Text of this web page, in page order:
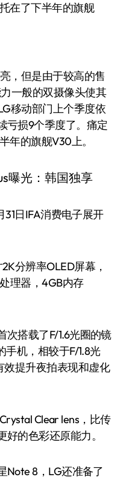
在了下半年的旗舰
，但是由于较高的售
一般的双摄像头使其
移动部门上个季度依
亏损9个季度了。痛定
年的旗舰V30上。
日IFA消费电子展开
分辨率OLED屏幕，
理器，4GB内存
次搭载了F/1.6光圈的镜
手机，相较于F/1.8光
效提升夜拍表现和虚化
Clear lens，比传
的色彩还原能力。
Note 8，LG还准备了